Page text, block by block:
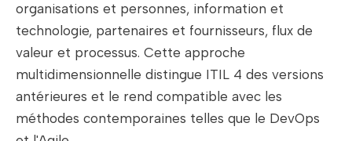
organisations et personnes, information et
technologie, partenaires et fournisseurs, flux de
valeur et processus. Cette approche
multidimensionnelle distingue ITIL 4 des versions
antérieures et le rend compatible avec les
méthodes contemporaines telles que le DevOps